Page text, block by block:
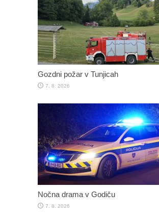
Gozdni požar v Tunjicah
7. 8. 2026
Nočna drama v Godiču
7. 8. 2026